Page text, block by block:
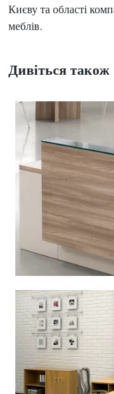
Києву та області
меблів.
Дивіться також